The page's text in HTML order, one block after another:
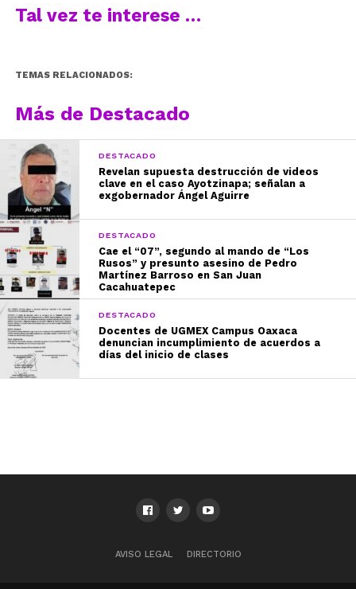
Tal vez te interese …
TEMAS RELACIONADOS:
Más de Destacado
DESTACADO
Revelan supuesta destrucción de videos
clave en el caso Ayotzinapa; señalan a
exgobernador Ángel Aguirre
DESTACADO
Cae el “07”, segundo al mando de “Los
Rusos” y presunto asesino de Pedro
Martínez Barroso en San Juan
Cacahuatepec
DESTACADO
Docentes de UGMEX Campus Oaxaca
denuncian incumplimiento de acuerdos a
días del inicio de clases
AVISO LEGAL DIRECTORIO